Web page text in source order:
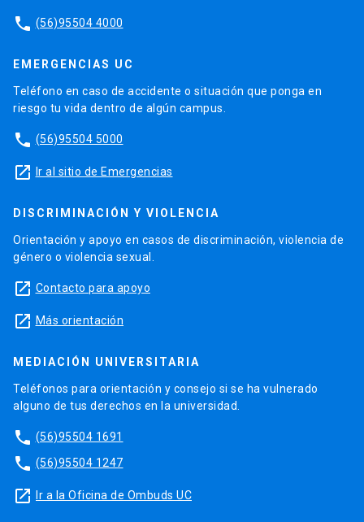
phone (56)95504 4000
EMERGENCIAS UC
Teléfono en caso de accidente o situación que ponga en
riesgo tu vida dentro de algún campus.
phone (56)95504 5000
launch Ir al sitio de Emergencias
DISCRIMINACIÓN Y VIOLENCIA
Orientación y apoyo en casos de discriminación, violencia de
género o violencia sexual.
launch Contacto para apoyo
launch Más orientación
MEDIACIÓN UNIVERSITARIA
Teléfonos para orientación y consejo si se ha vulnerado
alguno de tus derechos en la universidad.
phone (56)95504 1691
phone (56)95504 1247
launch Ir a la Oficina de Ombuds UC